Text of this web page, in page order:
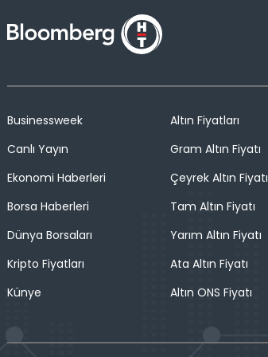
Businessweek
Canlı Yayın
Ekonomi Haberleri
Borsa Haberleri
Dünya Borsaları
Kripto Fiyatları
Künye
Altın Fiyatları
Gram Altın Fiyatı
Çeyrek Altın Fiyatı
Tam Altın Fiyatı
Yarım Altın Fiyatı
Ata Altın Fiyatı
Altın ONS Fiyatı